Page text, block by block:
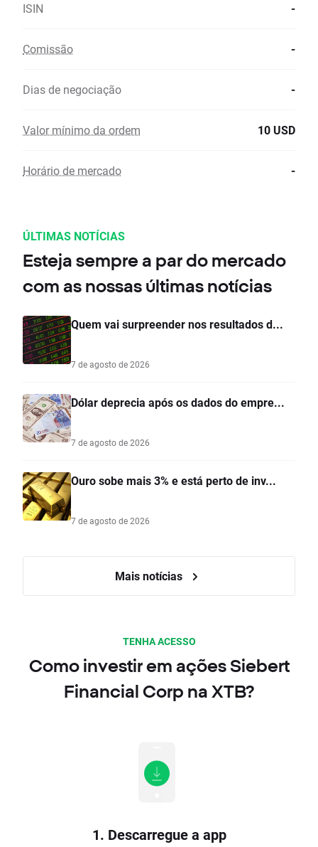
ISIN -
Comissão -
Dias de negociação -
Valor mínimo da ordem 10 USD
Horário de mercado -
ÚLTIMAS NOTÍCIAS
Esteja sempre a par do mercado
com as nossas últimas notícias
Quem vai surpreender nos resultados d...
7 de agosto de 2026
Dólar deprecia após os dados do empre...
7 de agosto de 2026
Ouro sobe mais 3% e está perto de inv...
7 de agosto de 2026
Mais notícias
TENHA ACESSO
Como investir em ações Siebert
Financial Corp na XTB?
1. Descarregue a app